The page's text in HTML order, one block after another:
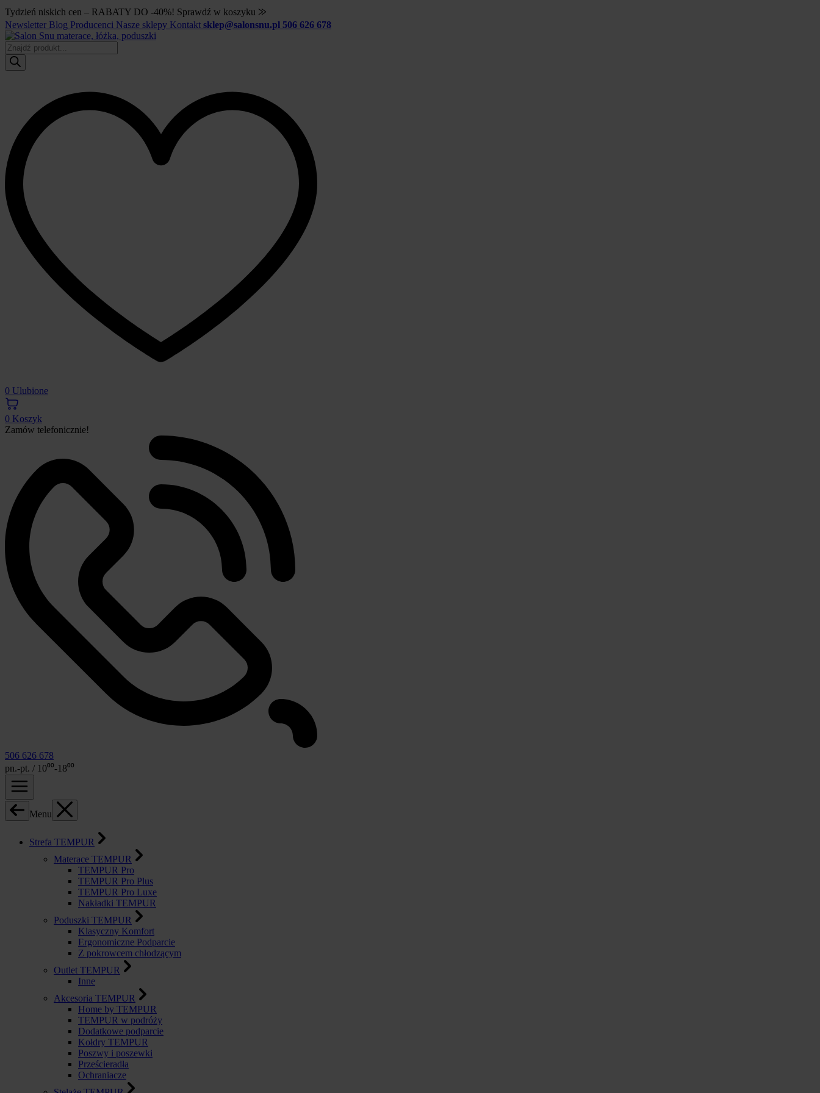
Tydzień niskich cen – RABATY DO -40%! Sprawdź w koszyku ⨠
Newsletter Blog Producenci Nasze sklepy Kontakt sklep@salonsnu.pl 506 626 678
Wyszukiwarka
produktów
0 Ulubione
0 Koszyk
Zamów telefonicznie!
506 626 678
pn.-pt. / 10⁰⁰-18⁰⁰
Menu
Strefa TEMPUR
Materace TEMPUR
TEMPUR Pro
TEMPUR Pro Plus
TEMPUR Pro Luxe
Nakładki TEMPUR
Poduszki TEMPUR
Klasyczny Komfort
Ergonomiczne Podparcie
Z pokrowcem chłodzącym
Outlet TEMPUR
Inne
Akcesoria TEMPUR
Home by TEMPUR
TEMPUR w podróży
Dodatkowe podparcie
Kołdry TEMPUR
Poszwy i poszewki
Prześcieradła
Ochraniacze